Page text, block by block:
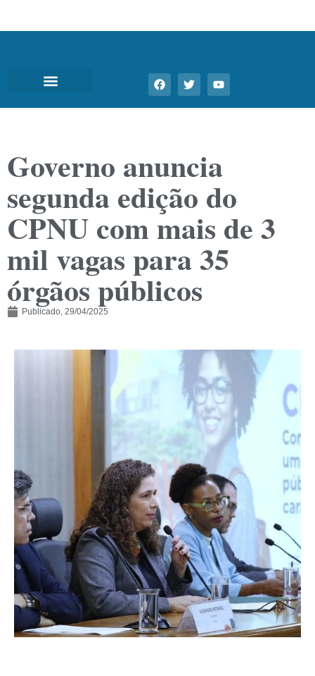
Governo anuncia
segunda edição do
CPNU com mais de 3
mil vagas para 35
órgãos públicos
Publicado, 29/04/2025